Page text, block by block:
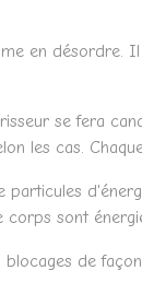
en
se fera
les cas.
sont
de